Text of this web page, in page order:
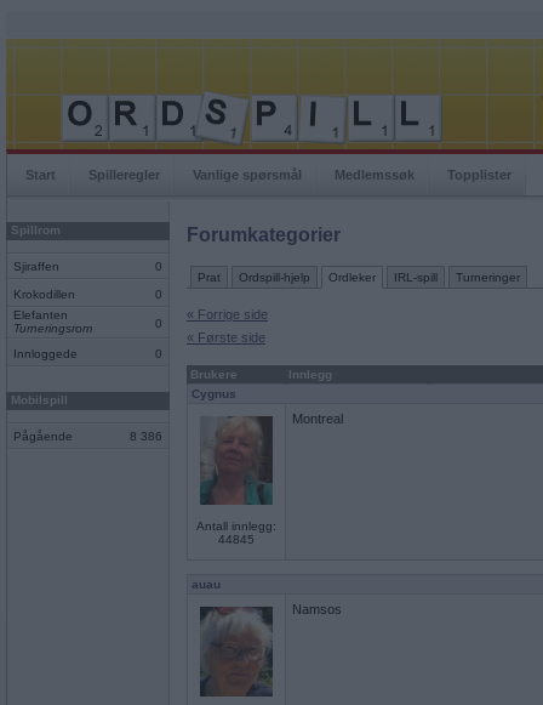
Start Spilleregler Vanlige spørsmål Medlemssøk Topplister
Spillrom
Sjiraffen 0
Krokodillen
0
Elefanten
Turneringsrom
0
Innloggede 0
Mobilspill
Pågående 8 386
Forumkategorier
Prat Ordspill-hjelp Ordleker IRL-spill Turneringer
« Forrige side
« Første side
Brukere
Innlegg
Cygnus
Antall innlegg:
44845
Montreal
auau
Namsos